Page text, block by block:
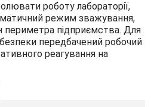
роботу лабораторії,
режим зважування,
підприємства. Для
передбачений робочий
реагування на
участь у 8-му Агрофорумі
Ми взяли участь у CIO-JAZZ: